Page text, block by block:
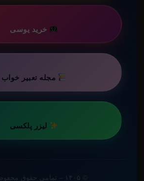
خرید یوسی
مجله تعبیر خواب
لیزر پلکسی